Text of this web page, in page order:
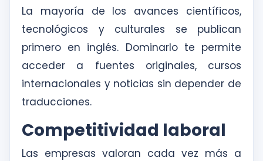
La mayoría de los avances científicos,
tecnológicos y culturales se publican
primero en inglés. Dominarlo te permite
acceder a fuentes originales, cursos
internacionales y noticias sin depender de
traducciones.
Competitividad laboral
Las empresas valoran cada vez más a